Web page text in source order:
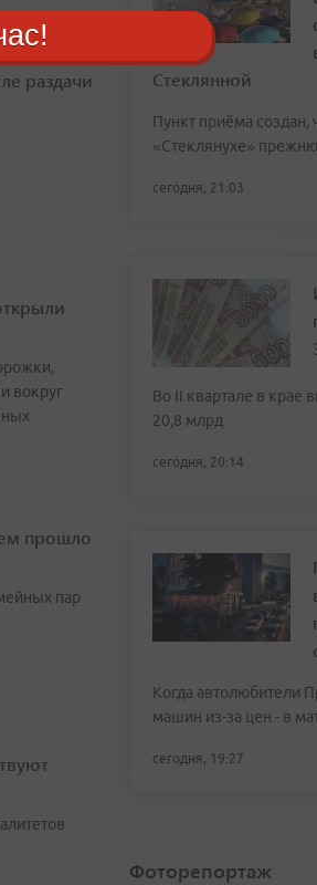
раздачи
вокруг
прошло
пар
Стеклянной
Пункт приёма создан,
«Стеклянухе»
сегодня, 21:03
Во II квартале в крае
20,8 млрд
сегодня, 20:14
Когда автолюбители
машин из-за цен - в
сегодня, 19:27
Фоторепортаж